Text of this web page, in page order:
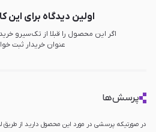
اولین دیدگاه برای این
اگر این محصول را قبلا از تک‌سیرو
عنوان خریدار ثبت
پرسش‌ها
در صورتیکه پرسشی در مورد این محصول دارید از